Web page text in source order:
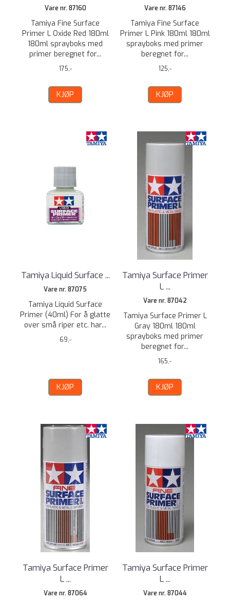
Vare nr. 87160
Tamiya Fine Surface
Primer L Oxide Red 180ml
180ml sprayboks med
primer beregnet for...
175,-
KJØP
Vare nr. 87146
Tamiya Fine Surface
Primer L Pink 180ml 180ml
sprayboks med primer
beregnet for...
125,-
KJØP
Tamiya Liquid Surface ...
Vare nr. 87075
Tamiya Liquid Surface
Primer (40ml) For å glatte
over små riper etc. har...
69,-
KJØP
Tamiya Surface Primer
L ...
Vare nr. 87042
Tamiya Surface Primer L
Gray 180ml 180ml
sprayboks med primer
beregnet for...
165,-
KJØP
Tamiya Surface Primer
L ...
Vare nr. 87064
Tamiya Surface Primer
L ...
Vare nr. 87044